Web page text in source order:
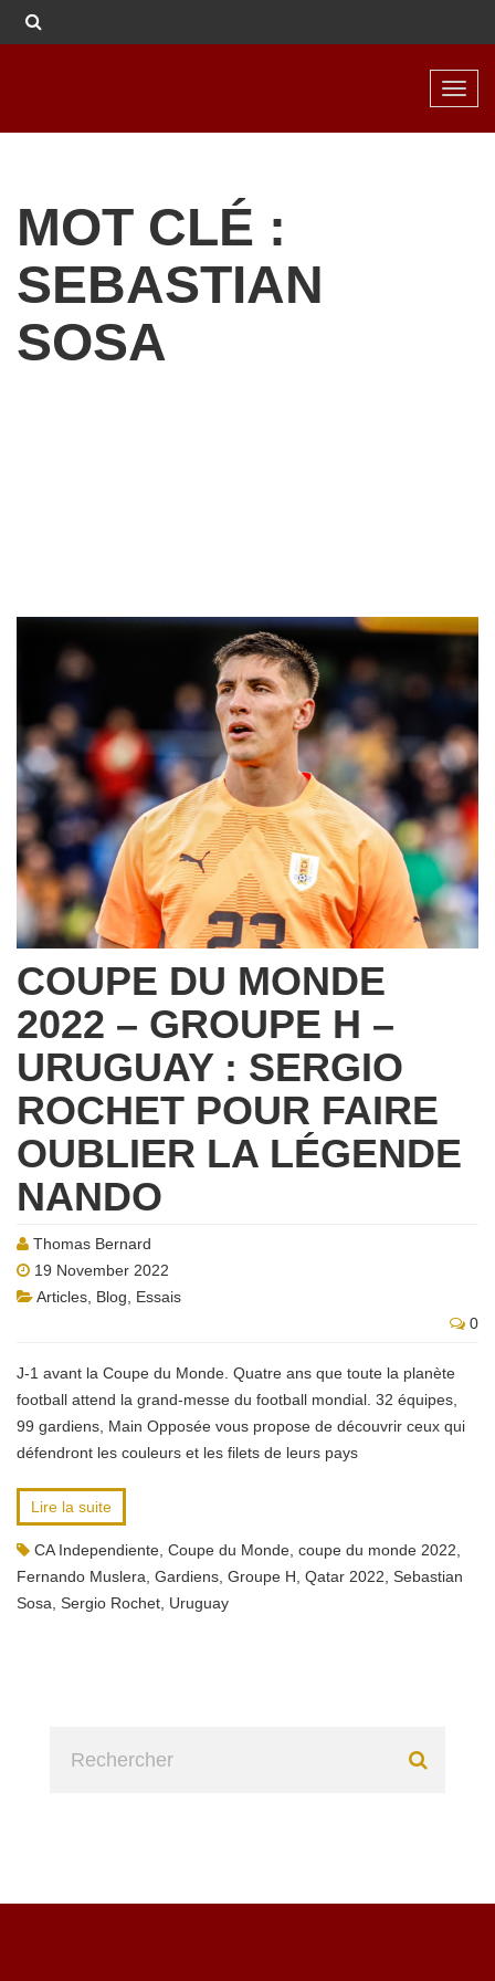
MOT CLÉ :
SEBASTIAN
SOSA
COUPE DU MONDE
2022 – GROUPE H –
URUGUAY : SERGIO
ROCHET POUR FAIRE
OUBLIER LA LÉGENDE
NANDO
Thomas Bernard
19 November 2022
Articles Blog
Essais
0
J-1 avant la Coupe du Monde. Quatre ans que toute la planète
football attend la grand-messe du football mondial. 32 équipes,
99 gardiens, Main Opposée vous propose de découvrir ceux qui
défendront les couleurs et les filets de leurs pays
Lire la suite
CA Independiente Coupe du Monde coupe du monde 2022
Fernando Muslera Gardiens Groupe H Qatar 2022 Sebastian
Sosa Sergio Rochet Uruguay